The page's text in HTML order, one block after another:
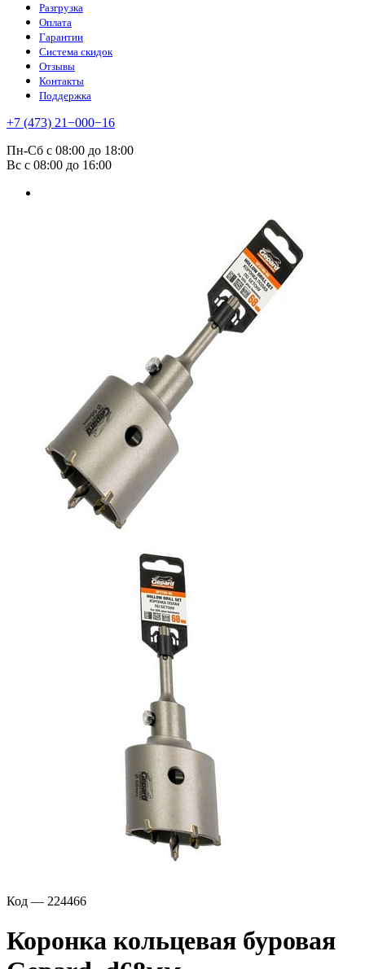
Разгрузка
Оплата
Гарантии
Система скидок
Отзывы
Контакты
Поддержка
+7 (473) 21−000−16
Пн-Сб с 08:00 до 18:00
Вс с 08:00 до 16:00
Код — 224466
Коронка кольцевая буровая